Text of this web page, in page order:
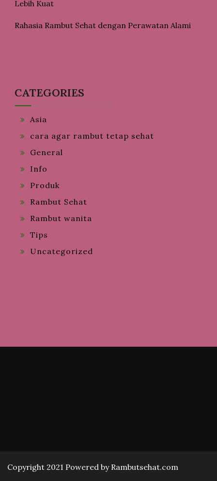
Lebih Kuat
Rahasia Rambut Sehat dengan Perawatan Alami
CATEGORIES
Asia
cara agar rambut tetap sehat
General
Info
Produk
Rambut Sehat
Rambut wanita
Tips
Uncategorized
Copyright 2021 Powered by Rambutsehat.com